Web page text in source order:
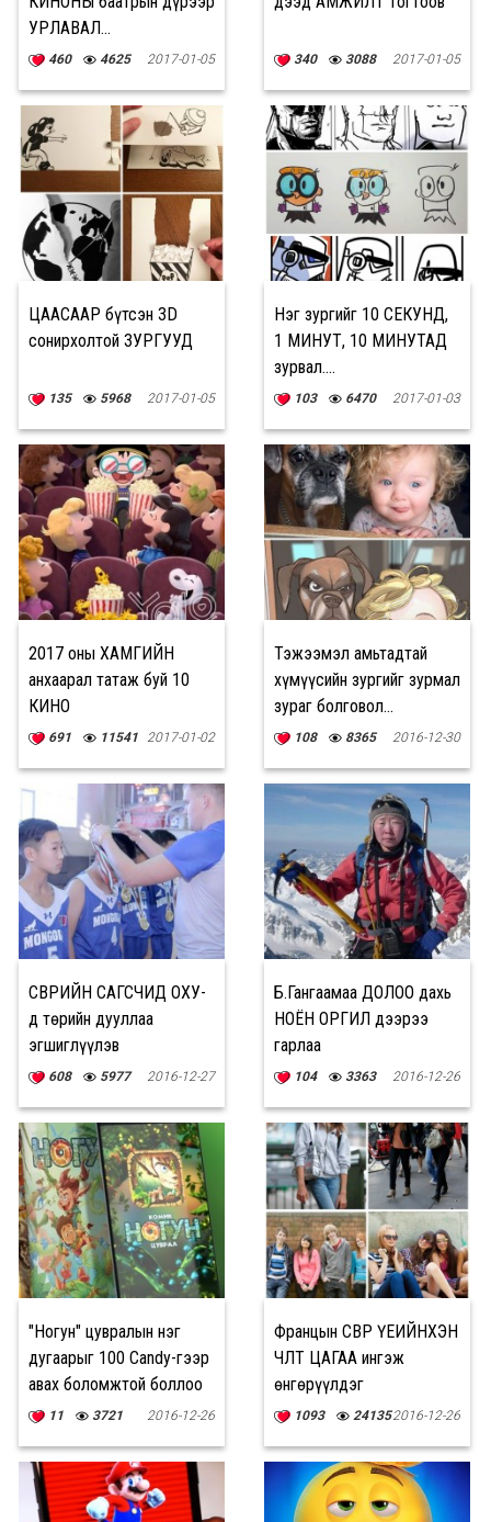
УРЛАВАЛ...
460 4625 2017-01-05 340 3088 2017-01-05
ЦААСААР бүтсэн 3D
сонирхолтой ЗУРГУУД
135 5968 2017-01-05
Нэг зургийг 10 СЕКУНД,
1 МИНУТ, 10 МИНУТАД
зурвал....
103 6470 2017-01-03
2017 оны ХАМГИЙН
анхаарал татаж буй 10
КИНО
691 11541 2017-01-02
Тэжээмэл амьтадтай
хүмүүсийн зургийг зурмал
зураг болговол...
108 8365 2016-12-30
ӨСВӨРИЙН САГСЧИД ОХУ-
д төрийн дууллаа
эгшиглүүлэв
608 5977 2016-12-27
Б.Гангаамаа ДОЛОО дахь
НОЁН ОРГИЛ дээрээ
гарлаа
104 3363 2016-12-26
"Ногун" цувралын нэг
дугаарыг 100 Candy-гээр
авах боломжтой боллоо
11 3721 2016-12-26
Францын ӨСВӨР ҮЕИЙНХЭН
ЧӨЛӨӨТ ЦАГАА ингэж
өнгөрүүлдэг
1093 241352016-12-26